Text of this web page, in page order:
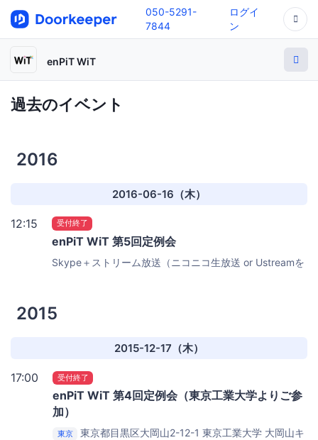
050-5291-
7844
ログイ
ン
enPiT WiT
過去のイベント
2016
2016-06-16（木）
12:15 受付終了
enPiT WiT 第5回定例会
Skype＋ストリーム放送（ニコニコ生放送 or Ustreamを
2015
2015-12-17（木）
17:00 受付終了
enPiT WiT 第4回定例会（東京工業大学よりご参
加）
東京 東京都目黒区大岡山2-12-1 東京工業大学 大岡山キ